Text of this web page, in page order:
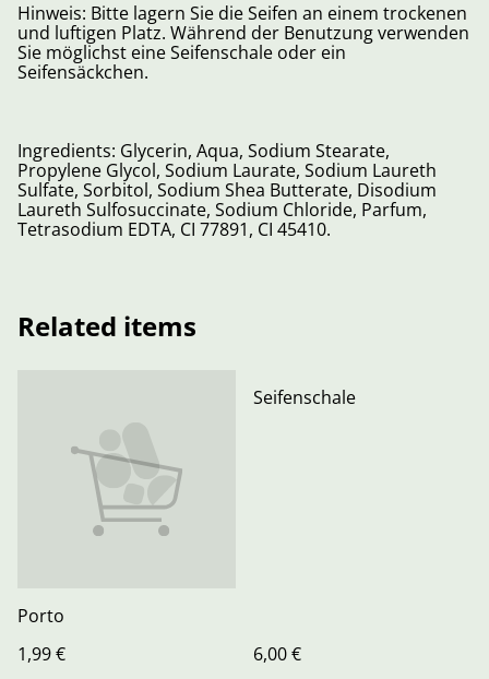
Hinweis: Bitte lagern Sie die Seifen an einem trockenen
und luftigen Platz. Während der Benutzung verwenden
Sie möglichst eine Seifenschale oder ein
Seifensäckchen.
Ingredients: Glycerin, Aqua, Sodium Stearate,
Propylene Glycol, Sodium Laurate, Sodium Laureth
Sulfate, Sorbitol, Sodium Shea Butterate, Disodium
Laureth Sulfosuccinate, Sodium Chloride, Parfum,
Tetrasodium EDTA, CI 77891, CI 45410.
Related items
Porto
1,99 €
Seifenschale
6,00 €